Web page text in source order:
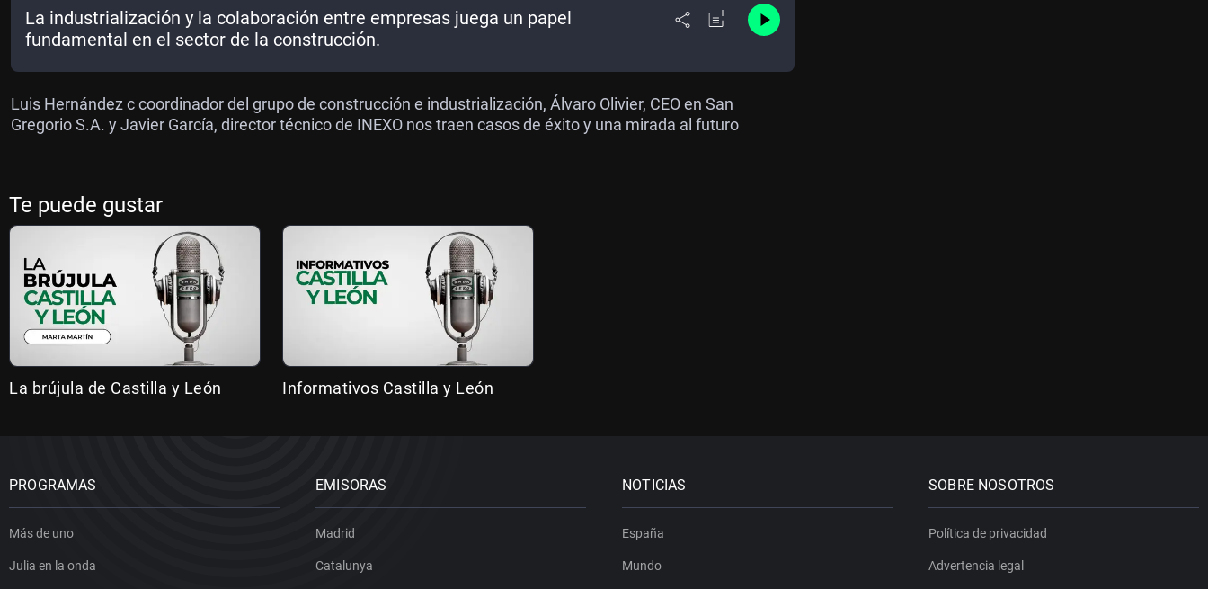
La industrialización y la colaboración entre empresas juega un papel
fundamental en el sector de la construcción.
Luis Hernández c coordinador del grupo de construcción e industrialización, Álvaro Olivier, CEO en San
Gregorio S.A. y Javier García, director técnico de INEXO nos traen casos de éxito y una mirada al futuro
Te puede gustar
La brújula de Castilla y León Informativos Castilla y León
PROGRAMAS
Más de uno
Julia en la onda
EMISORAS
Madrid
Catalunya
NOTICIAS
España
Mundo
SOBRE NOSOTROS
Política de privacidad
Advertencia legal